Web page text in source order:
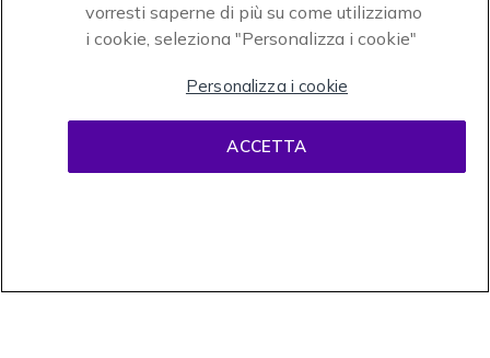
vorresti saperne di più su come utilizziamo
i cookie, seleziona "Personalizza i cookie"
Personalizza i cookie
ACCETTA